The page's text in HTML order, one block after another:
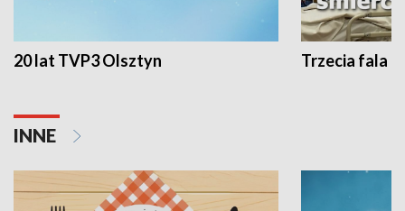
20 lat TVP3 Olsztyn Trzecia fala -
INNE